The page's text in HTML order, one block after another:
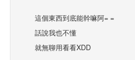
這個東西到底能幹嘛阿= =
話說我也不懂
就無聊用看看XDD